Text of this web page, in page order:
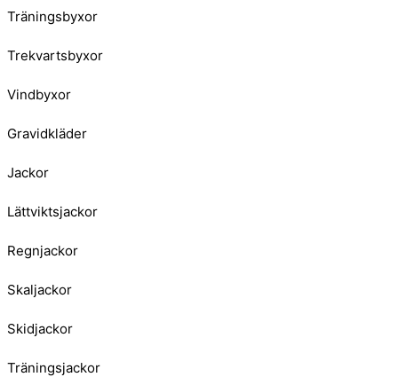
Träningsbyxor
Trekvartsbyxor
Vindbyxor
Gravidkläder
Jackor
Lättviktsjackor
Regnjackor
Skaljackor
Skidjackor
Träningsjackor